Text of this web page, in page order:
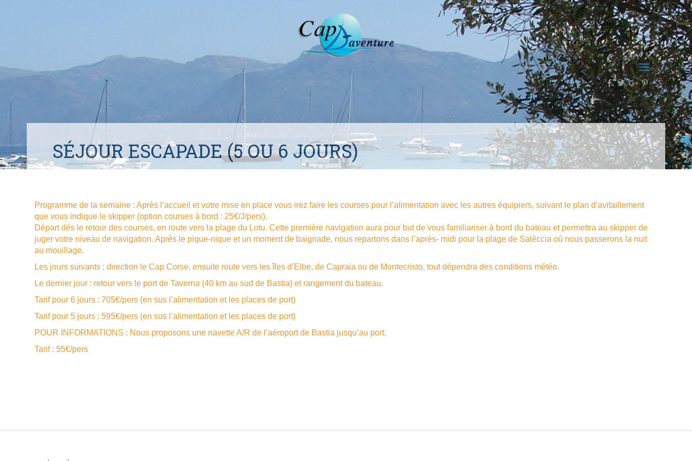
SÉJOUR ESCAPADE (5 OU 6 JOURS)
Programme de la semaine : Après l’accueil et votre mise en place vous irez faire les courses pour l’alimentation avec les autres équipiers, suivant le plan d’avitaillement
que vous indique le skipper (option courses à bord : 25€/J/pers).
Départ dés le retour des courses, en route vers la plage du Lotu. Cette première navigation aura pour but de vous familiariser à bord du bateau et permettra au skipper de
juger votre niveau de navigation. Après le pique-nique et un moment de baignade, nous repartons dans l’après- midi pour la plage de Saléccia où nous passerons la nuit
au mouillage.
Les jours suivants : direction le Cap Corse, ensuite route vers les îles d’Elbe, de Capraia ou de Montecristo, tout dépendra des conditions météo.
Le dernier jour : retour vers le port de Taverna (40 km au sud de Bastia) et rangement du bateau.
Tarif pour 6 jours : 705€/pers (en sus l’alimentation et les places de port)
Tarif pour 5 jours : 595€/pers (en sus l’alimentation et les places de port)
POUR INFORMATIONS : Nous proposons une navette A/R de l’aéroport de Bastia jusqu’au port.
Tarif : 55€/pers